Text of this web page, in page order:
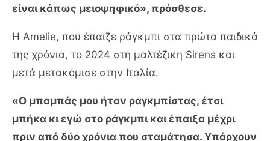
είναι κάπως μειοψηφικό», πρόσθεσε.
Η Amelie, που έπαιζε ράγκμπι στα πρώτα παιδικά
της χρόνια, το 2024 στη μαλτέζικη Sirens και
μετά μετακόμισε στην Ιταλία.
«Ο μπαμπάς μου ήταν ραγκμπίστας, έτσι
μπήκα κι εγώ στο ράγκμπι και έπαιξα μέχρι
πριν από δύο χρόνια που σταμάτησα. Υπάρχουν